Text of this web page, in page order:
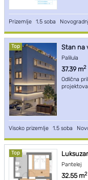
Prizemlje 1.5 soba
Top Stan na
Palilula
37.39 m2
Odlična
Visoko prizemlje 1.5 soba
Top
Pantelej
32.55 m2